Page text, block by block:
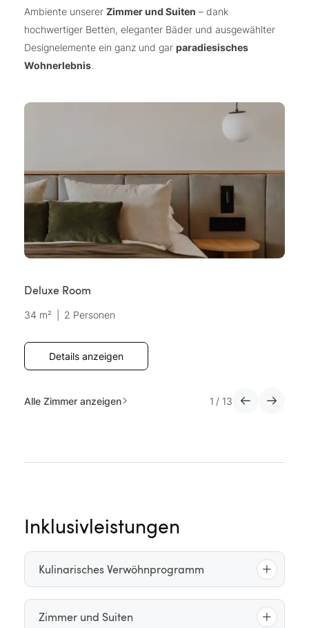
Ambiente unserer Zimmer und Suiten – dank
hochwertiger Betten, eleganter Bäder und ausgewählter
Designelemente ein ganz und gar paradiesisches
Wohnerlebnis.
Deluxe Room
34 m² 2 Personen
Details anzeigen
Alle Zimmer anzeigen 1 / 13
Inklusivleistungen
Kulinarisches Verwöhnprogramm
Reichhaltiges Frühstücksbuffet mit Live-Cooking-
Zimmer und Suiten